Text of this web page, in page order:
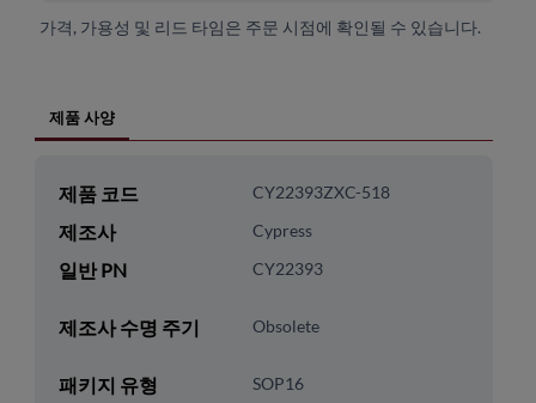
가격, 가용성 및 리드 타임은 주문 시점에 확인될 수 있습니다.
제품 사양
제품 코드 CY22393ZXC-518
제조사 Cypress
일반 PN CY22393
제조사 수명 주기 Obsolete
패키지 유형 SOP16